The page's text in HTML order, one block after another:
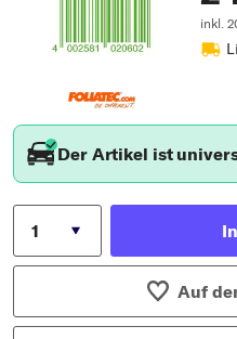
inkl.
Der Artikel ist
Auf